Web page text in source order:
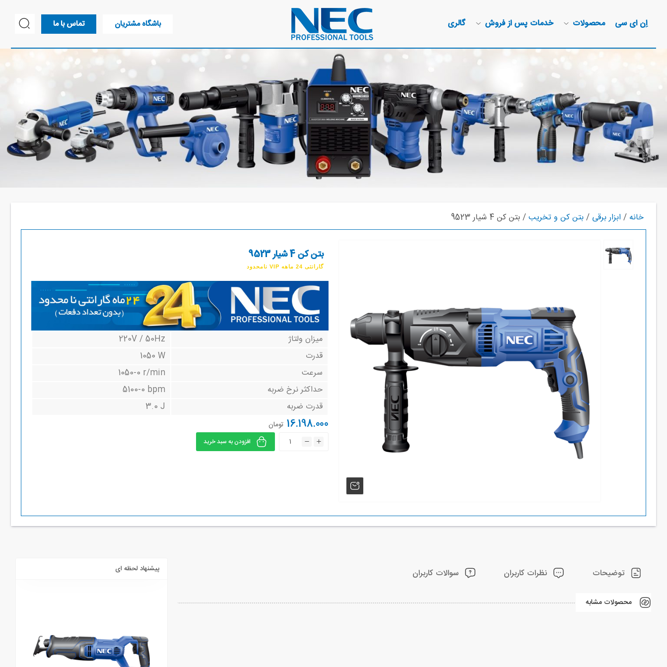
اِن ای سی محصولات خدمات پس از فروش گالری باشگاه مشتریان تماس با ما
خانه / ابزار برقی /بتن کن و تخریب/ بتن کن 4 شیار 9523
بتن کن 4 شیار 9523
گارانتی 24 ماهه VIP نامحدود
میزان ولتاژ
220V / 50Hz
قدرت
1050 W
سرعت
1050-0 r/min
حداکثر نرخ ضربه
5100-0 bpm
قدرت ضربه
3.0 J
16.198.000 تومان
افزودن به سبد خرید
توضیحات نظرات کاربران سوالات کاربران
محصولات مشابه
پیشنهاد لحظه ای